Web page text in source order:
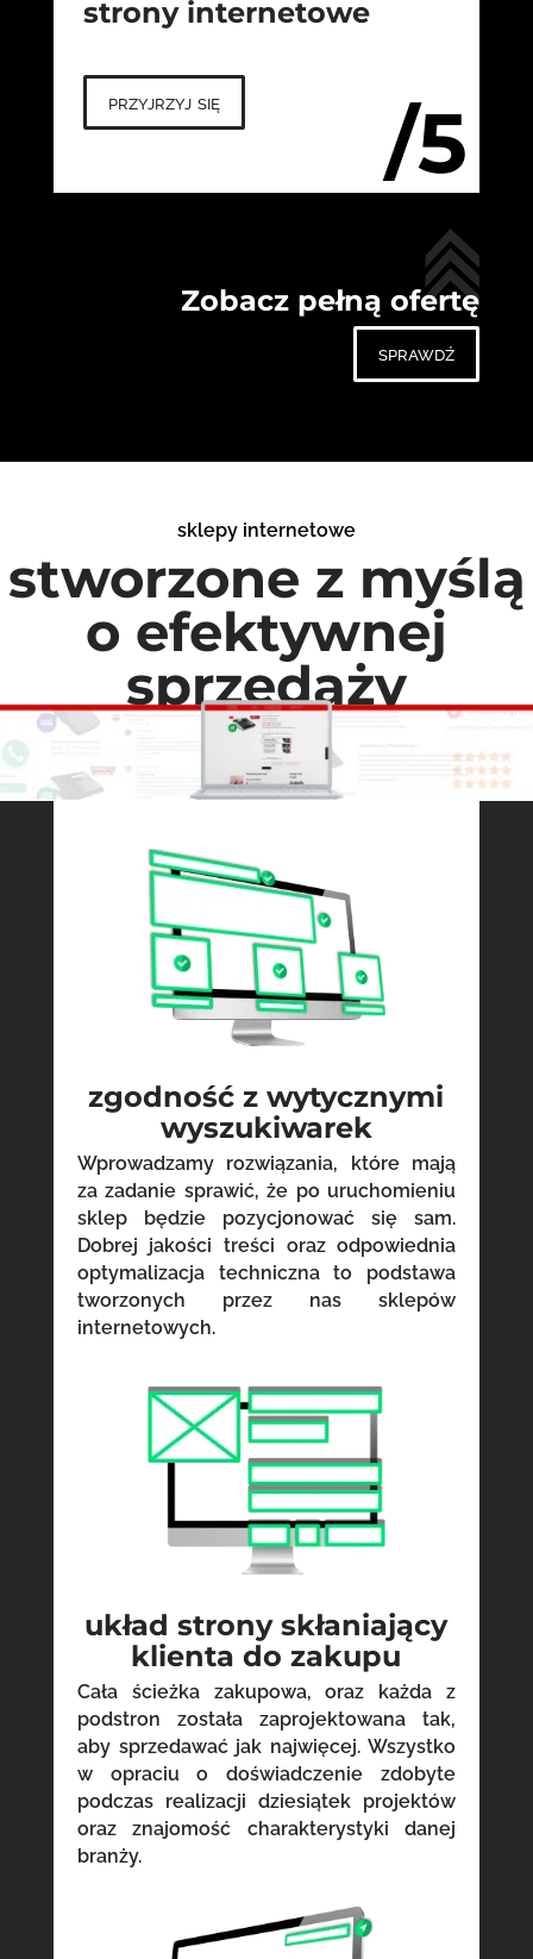
/5
strony internetowe
przyjrzyj się
Zobacz pełną ofertę
sprawdź
sklepy internetowe
stworzone z myślą
o efektywnej
sprzedaży
zgodność z wytycznymi
wyszukiwarek
Wprowadzamy rozwiązania, które mają
za zadanie sprawić, że po uruchomieniu
sklep będzie pozycjonować się sam.
Dobrej jakości treści oraz odpowiednia
optymalizacja techniczna to podstawa
tworzonych przez nas sklepów
internetowych.
układ strony skłaniający
klienta do zakupu
Cała ścieżka zakupowa, oraz każda z
podstron została zaprojektowana tak,
aby sprzedawać jak najwięcej. Wszystko
w opraciu o doświadczenie zdobyte
podczas realizacji dziesiątek projektów
oraz znajomość charakterystyki danej
branży.